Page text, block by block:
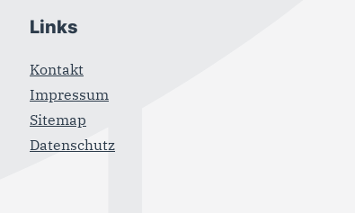
Links
Kontakt
Impressum
Sitemap
Datenschutz